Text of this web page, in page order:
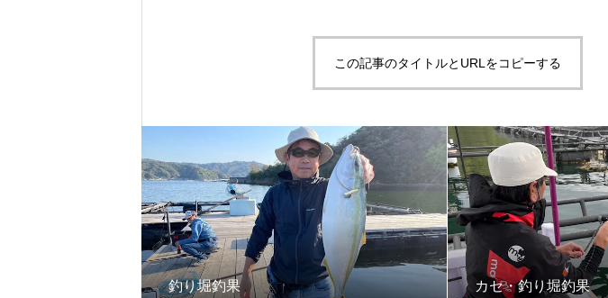
この記事のタイトルとURLをコピーする
釣り堀釣果 カセ・釣り堀釣果